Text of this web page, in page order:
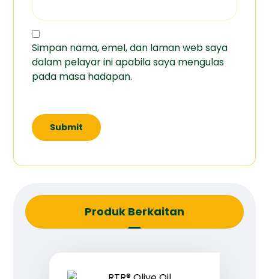
Simpan nama, emel, dan laman web saya
dalam pelayar ini apabila saya mengulas
pada masa hadapan.
Produk Berkaitan